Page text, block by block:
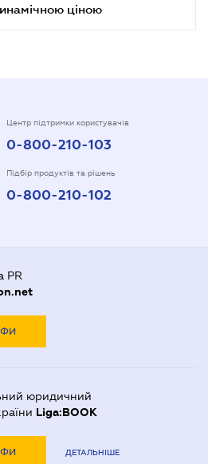
ціною
Центр підтримки користувачів
0-800-210-103
Підбір продуктів та рішень
0-800-210-102
PR
юридичний
Liga:BOOK
ДЕТАЛЬНІШЕ